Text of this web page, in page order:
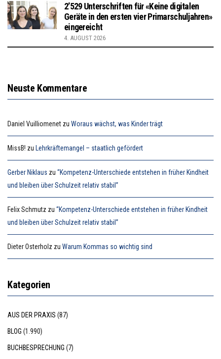
2’529 Unterschriften für «Keine digitalen
Geräte in den ersten vier Primarschuljahren»
eingereicht
4. AUGUST 2026
Neuste Kommentare
Daniel Vuilliomenet zu Woraus wächst, was Kinder trägt
MissB! zu Lehrkräftemangel – staatlich gefördert
Gerber Niklaus zu “Kompetenz-Unterschiede entstehen in früher Kindheit
und bleiben über Schulzeit relativ stabil”
Felix Schmutz zu “Kompetenz-Unterschiede entstehen in früher Kindheit
und bleiben über Schulzeit relativ stabil”
Dieter Osterholz zu Warum Kommas so wichtig sind
Kategorien
AUS DER PRAXIS (87)
BLOG (1.990)
BUCHBESPRECHUNG (7)